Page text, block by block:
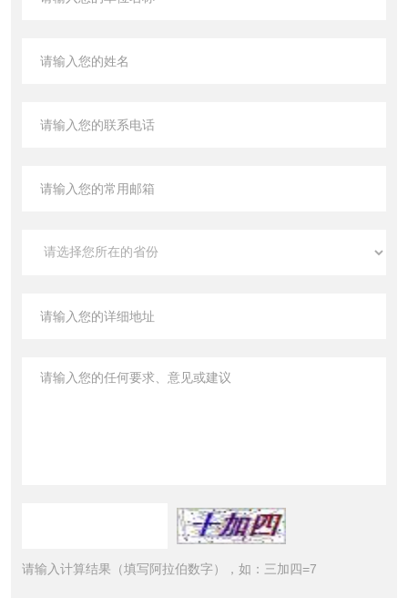
请输入计算结果（填写阿拉伯数字），如：三加四=7